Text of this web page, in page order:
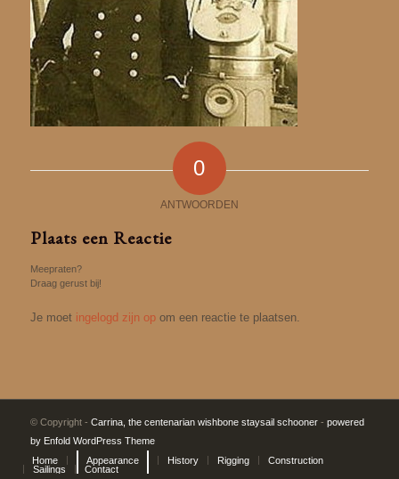
0
ANTWOORDEN
Plaats een Reactie
Meepraten?
Draag gerust bij!
Je moet ingelogd zijn opom een reactie te plaatsen.
© Copyright - Carrina, the centenarian wishbone staysail schooner- powered
by Enfold WordPress Theme
Home
Appearance History Rigging
Construction
Sailings
Contact